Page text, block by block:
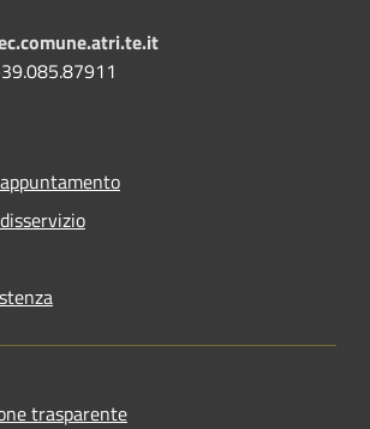
trasparente